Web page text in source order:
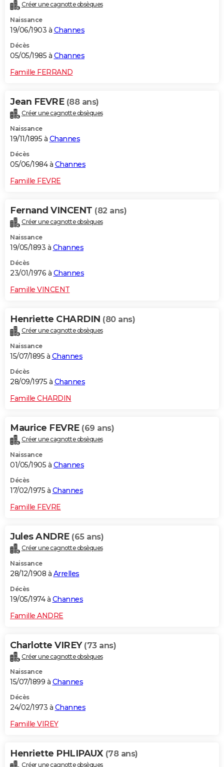
Créer une cagnotte obsèques
Naissance
19/06/1903 à Channes
Décès
05/05/1985 à Channes
Famille FERRAND
Jean FEVRE (88 ans)
Créer une cagnotte obsèques
Naissance
19/11/1895 à Channes
Décès
05/06/1984 à Channes
Famille FEVRE
Fernand VINCENT (82 ans)
Créer une cagnotte obsèques
Naissance
19/05/1893 à Channes
Décès
23/01/1976 à Channes
Famille VINCENT
Henriette CHARDIN (80 ans)
Créer une cagnotte obsèques
Naissance
15/07/1895 à Channes
Décès
28/09/1975 à Channes
Famille CHARDIN
Maurice FEVRE (69 ans)
Créer une cagnotte obsèques
Naissance
01/05/1905 à Channes
Décès
17/02/1975 à Channes
Famille FEVRE
Jules ANDRE (65 ans)
Créer une cagnotte obsèques
Naissance
28/12/1908 à Arrelles
Décès
19/05/1974 à Channes
Famille ANDRE
Charlotte VIREY (73 ans)
Créer une cagnotte obsèques
Naissance
15/07/1899 à Channes
Décès
24/02/1973 à Channes
Famille VIREY
Henriette PHLIPAUX (78 ans)
Créer une cagnotte obsèques